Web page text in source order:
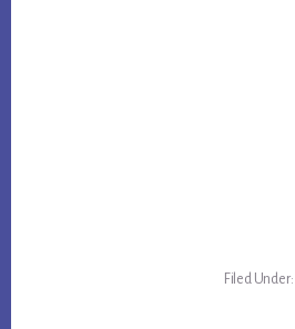
Filed Under: